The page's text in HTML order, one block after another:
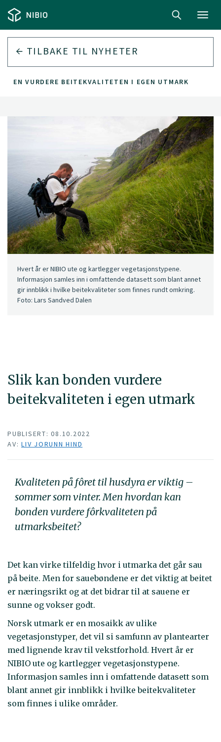
TILBAKE TIL NYHETER
VURDERE BEITEKVALITETEN I EGEN UTMARK
Slik kan bonden vurdere
beitekvaliteten i egen utmark
Hvert år er NIBIO ute og kartlegger vegetasjonstypene.
Informasjon samles inn i omfattende datasett som blant annet
gir innblikk i hvilke beitekvaliteter som finnes rundt omkring.
Foto: Lars Sandved Dalen
PUBLISERT: 08.10.2022
AV: LIV JORUNN HIND
Kvaliteten på fôret til husdyra er viktig –
sommer som vinter. Men hvordan kan
bonden vurdere fôrkvaliteten på
utmarksbeitet?
Det kan virke tilfeldig hvor i utmarka det går sau
på beite. Men for sauebøndene er det viktig at beitet
er næringsrikt og at det bidrar til at sauene er
sunne og vokser godt.
Norsk utmark er en mosaikk av ulike
vegetasjonstyper, det vil si samfunn av plantearter
med lignende krav til vekstforhold. Hvert år er
NIBIO ute og kartlegger vegetasjonstypene.
Informasjon samles inn i omfattende datasett som
blant annet gir innblikk i hvilke beitekvaliteter
som finnes i ulike områder.